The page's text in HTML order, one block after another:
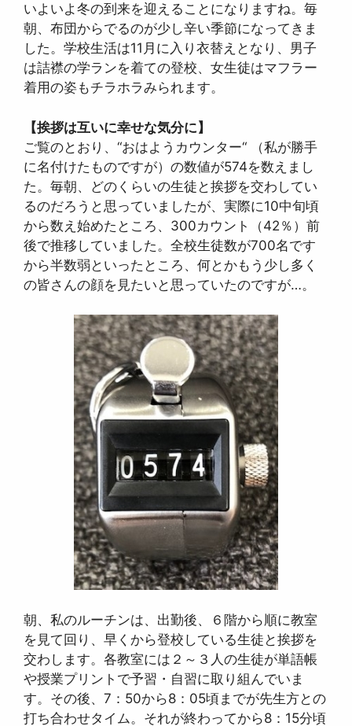
いよいよ冬の到来を迎えることになりますね。毎
朝、布団からでるのが少し辛い季節になってきま
した。学校生活は11月に入り衣替えとなり、男子
は詰襟の学ランを着ての登校、女生徒はマフラー
着用の姿もチラホラみられます。
【挨拶は互いに幸せな気分に】
ご覧のとおり、“おはようカウンター“ （私が勝手
に名付けたものですが）の数値が574を数えまし
た。毎朝、どのくらいの生徒と挨拶を交わしてい
るのだろうと思っていましたが、実際に10中旬頃
から数え始めたところ、300カウント（42％）前
後で推移していました。全校生徒数が700名です
から半数弱といったところ、何とかもう少し多く
の皆さんの顔を見たいと思っていたのですが…。
朝、私のルーチンは、出勤後、６階から順に教室
を見て回り、早くから登校している生徒と挨拶を
交わします。各教室には２～３人の生徒が単語帳
や授業プリントで予習・自習に取り組んでいま
す。その後、7：50から8：05頃までが先生方との
打ち合わせタイム。それが終わってから8：15分頃